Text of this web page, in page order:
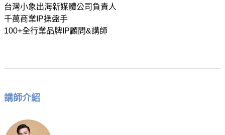
台灣小象出海新媒體公司負責人
千萬商業IP操盤手
100+全行業品牌IP顧問&講師
講師介紹